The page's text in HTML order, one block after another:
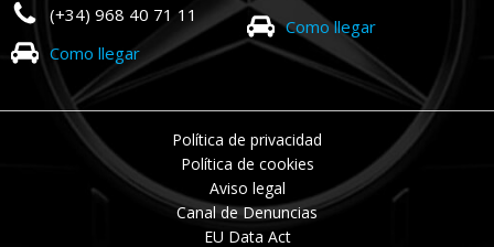
(+34) 968 40 71 11
Como llegar
Como llegar
Política de privacidad
Política de cookies
Aviso legal
Canal de Denuncias
EU Data Act